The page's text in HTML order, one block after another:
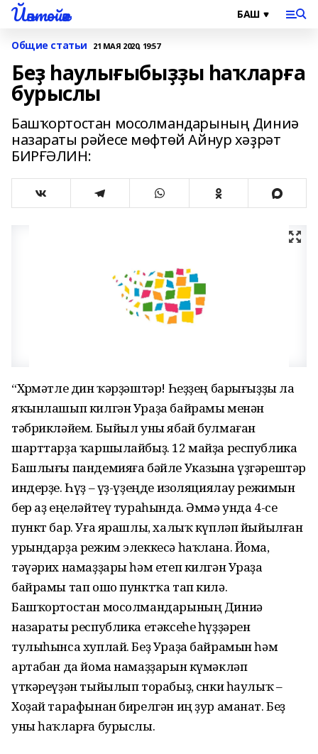
Йәнтөйәк
Общие статьи 21 МАЯ 2020, 19:57
Беҙ һаулығыбыҙҙы һаҡларға
бурыслы
Башҡортостан мосолмандарының Диниә
назараты рәйесе мөфтөй Айнур хәҙрәт
БИРҒӘЛИН:
“Хөрмәтле дин ҡәрҙәштәр! Һеҙҙең барығыҙҙы ла
яҡынлашып килгән Ураҙа байрамы менән
тәбрикләйем. Быйыл уны ябай булмаған
шарттарҙа ҡаршылайбыҙ. 12 майҙа республика
Башлығы пандемияға бәйле Указына үҙгәрештәр
индерҙе. Һүҙ – үҙ-үҙеңде изоляциялау режимын
бер аҙ еңеләйтеү тураһында. Әммә унда 4-се
пункт бар. Уға ярашлы, халыҡ күпләп йыйылған
урындарҙа режим элеккесә һаҡлана. Йома,
тәүәрих намаҙҙары һәм етеп килгән Ураҙа
байрамы тап ошо пунктҡа тап килә.
Башҡортостан мосолмандарының Диниә
назараты республика етәксеһе һүҙҙәрен
тулыһынса хуплай. Беҙ Ураҙа байрамын һәм
артабан да йома намаҙҙарын күмәкләп
үткәреүҙән тыйылып торабыҙ, сөнки һаулыҡ –
Хоҙай тарафынан бирелгән иң ҙур аманат. Беҙ
уны һаҡларға бурыслы.